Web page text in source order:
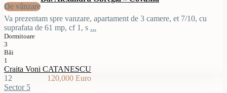
De vânzare
Va prezentam spre vanzare, apartament de 3 camere, et 7/10, cu
suprafata de 61 mp, cf 1, s ...
Dormitoare
3
Băi
1
Craita Voni CATANESCU
12
Sector 5
120,000 Euro